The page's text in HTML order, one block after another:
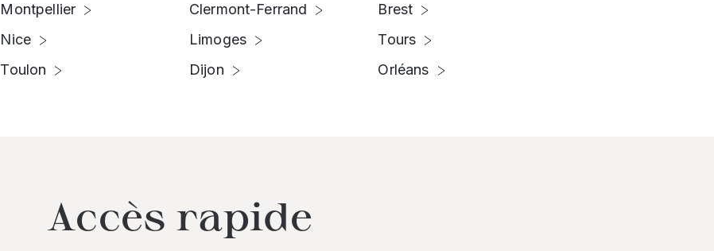
Montpellier
Nice
Toulon
Clermont-Ferrand
Limoges
Dijon
Brest
Tours
Orléans
Accès rapide